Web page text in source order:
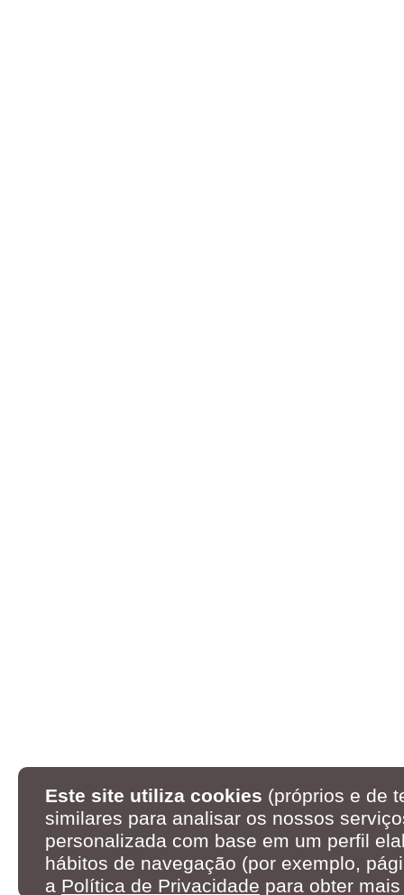
Este site utiliza cookies (próprios e de
similares para analisar os nossos
personalizada com base em um perfil
hábitos de navegação (por exemplo,
a Política de Privacidade para obter